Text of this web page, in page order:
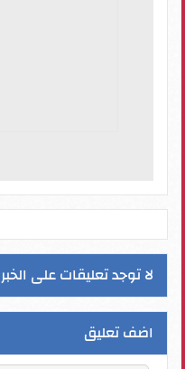
لا توجد تعليقات على الخبر
اضف تعليق